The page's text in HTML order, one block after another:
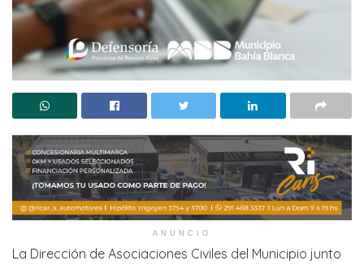
ANUNCIO
La Dirección de Asociaciones Civiles del Municipio junto